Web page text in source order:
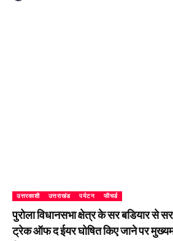
उत्तरकाशी उत्तराखंड पर्यटन फीचर्ड
पुरोला विधानसभा क्षेत्र के सर बडियार से
ट्रेक ऑफ द ईयर घोषित किए जाने पर